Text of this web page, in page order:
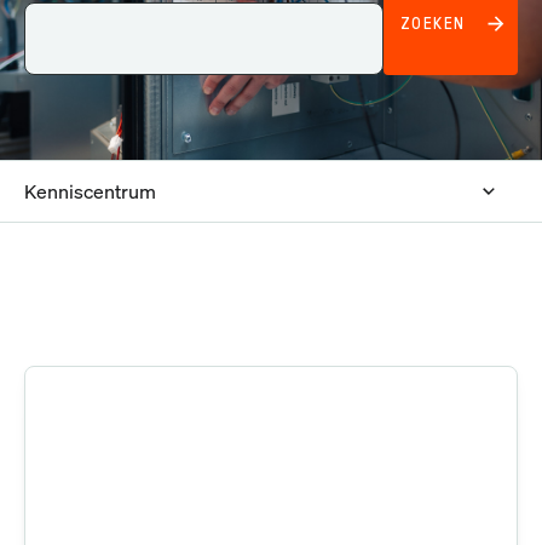
ZOEKEN
Kenniscentrum